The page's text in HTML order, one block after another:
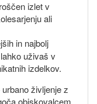
izlet v
ali
in najbolj
uživaš v
izdelkov.
življenje z
obiskovalcem